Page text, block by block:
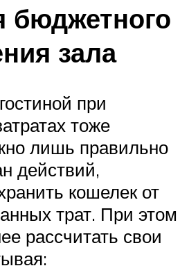
бюджетного
зала
при
тоже
лишь правильно
действий,
кошелек от
трат. При этом
рассчитать свои